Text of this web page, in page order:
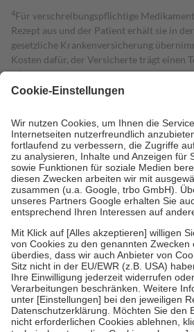
4Für verschreibungspflichtige
Rezept aus und der Patient erhält sie in
gesetzliche Krankenversicherung
Kosten dafür, der Versicherte trägt einen
mit.
Grundsätzlich leisten Mitglieder
höchstens zehn Euro.
Es sind jedoch nie
Kosten der Leistung zu entrichten.
Diese Regeln gelten grundsätzlich auch
Bei Heilmitteln und häuslicher
Zuzahlung zehn Prozent der Kosten sowie
Verordnung.
Um das Engagement der Versicherten für
stärken und die besondere Stellung der
fallenkeine Zuzahlungenan bei:
• Kindern und Jugendlichen bis zum
mit Ausnahme der Fahrkosten
• Untersuchungen zur Vorsorge und
GKV getragen werden
• empfohlenen Schutzimpfungen
• Harn- und Blutteststreifen